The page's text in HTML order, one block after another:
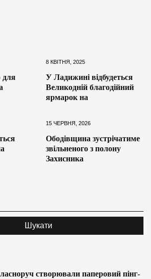
для
8 КВІТНЯ, 2025
У Ладижині відбудеться
Великодній благодійний
ярмарок на
15 ЧЕРВНЯ, 2026
Ободівщина зустрічатиме
звільненого з полону
Захисника
створювали паперовий пінг-